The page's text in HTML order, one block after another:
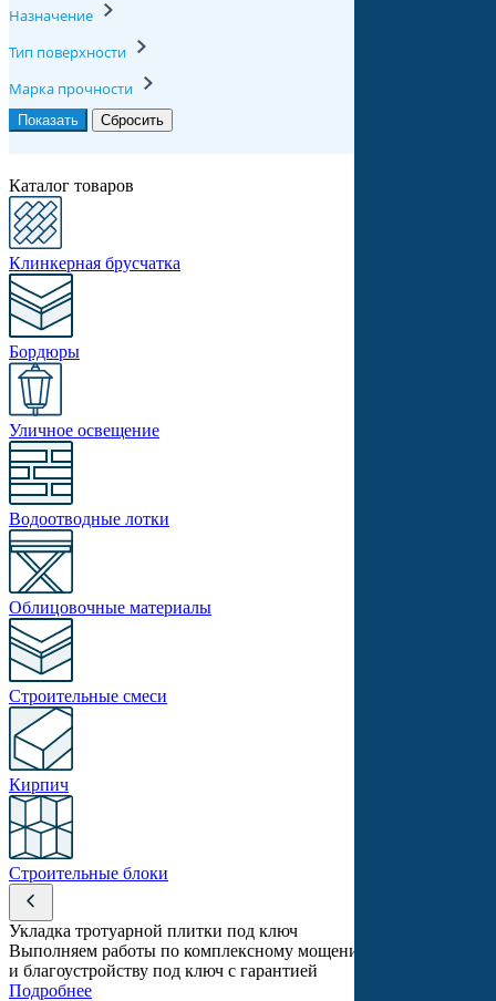
Назначение
Тип поверхности
Марка прочности
Каталог товаров
Клинкерная брусчатка
Бордюры
Уличное освещение
Водоотводные лотки
Облицовочные материалы
Строительные смеси
Кирпич
Строительные блоки
Укладка тротуарной плитки под ключ
Выполняем работы по комплексному мощению
и благоустройству под ключ с гарантией
Подробнее